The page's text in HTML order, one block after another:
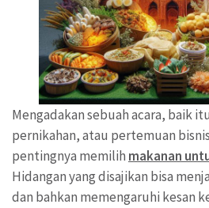
Mengadakan sebuah acara, baik
pernikahan, atau pertemuan
pentingnya memilih makanan
Hidangan yang disajikan bisa
dan bahkan memengaruhi kesan